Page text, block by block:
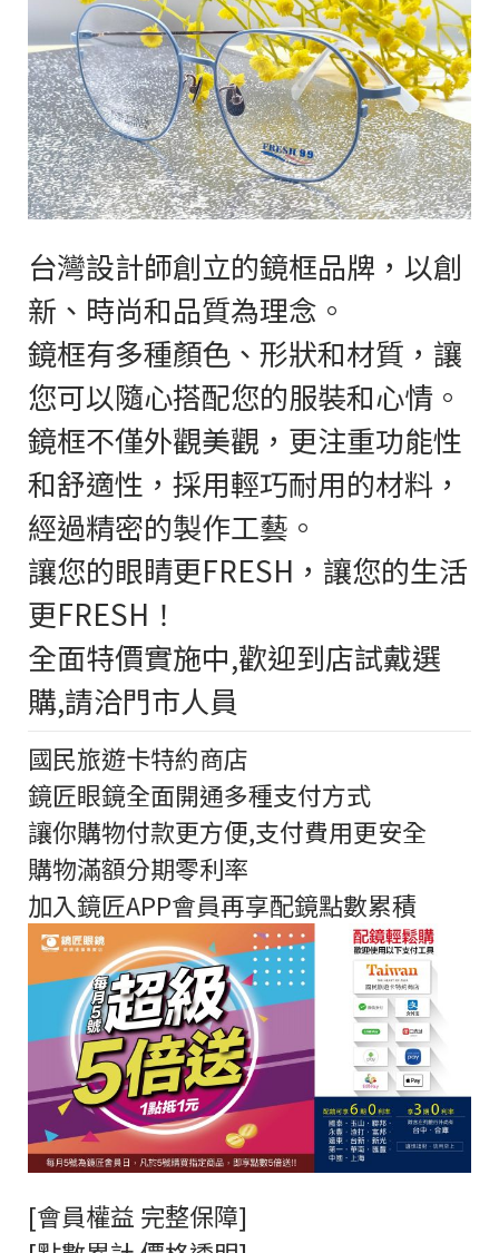
台灣設計師創立的鏡框品牌，以創
新、時尚和品質為理念。
鏡框有多種顏色、形狀和材質，讓
您可以隨心搭配您的服裝和心情。
鏡框不僅外觀美觀，更注重功能性
和舒適性，採用輕巧耐用的材料，
經過精密的製作工藝。
讓您的眼睛更FRESH，讓您的生活
更FRESH！
全面特價實施中,歡迎到店試戴選
購,請洽門市人員
國民旅遊卡特約商店
鏡匠眼鏡全面開通多種支付方式
讓你購物付款更方便,支付費用更安全
購物滿額分期零利率
加入鏡匠APP會員再享配鏡點數累積
[會員權益 完整保障]